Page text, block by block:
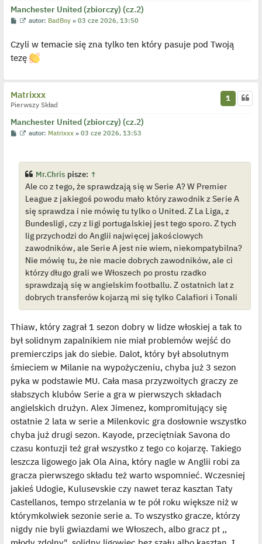
Manchester United (zbiorczy) (cz.2)
P
t
W
w
e
p
j
e
y
n
c
s
autor: BadBoy »03 cze 2026, 13:50
Czyli w temacie się zna tylko ten który pasuje pod Twoją
tezę
Matrixxx
Pierwszy Skład
Manchester United (zbiorczy) (cz.2)
1
P
W
i
e
t
l
o
j
e
d
y
n
c
y
p
o
s
t
autor: Matrixxx »03 cze 2026, 13:53
Mr.Chris pisze: ↑
Ale co z tego, że sprawdzają się w Serie A? W Premier
League z jakiegoś powodu mało który zawodnik z Serie A
się sprawdza i nie mówię tu tylko o United. Z La Liga, z
Bundesligi, czy z ligi portugalskiej jest tego sporo. Z tych
lig przychodzi do Anglii najwięcej jakościowych
zawodników, ale Serie A jest nie wiem, niekompatybilna?
Nie mówię tu, że nie macie dobrych zawodników, ale ci
którzy długo grali we Włoszech po prostu rzadko
sprawdzają się w angielskim footballu. Z ostatnich lat z
dobrych transferów kojarzą mi się tylko Calafiori i Tonali
Thiaw, który zagrał 1 sezon dobry w lidze włoskiej a tak to
był solidnym zapalnikiem nie miał problemów wejść do
premierczips jak do siebie. Dalot, który był absolutnym
śmieciem w Milanie na wypożyczeniu, chyba już 3 sezon
pyka w podstawie MU. Cała masa przyzwoitych graczy ze
słabszych klubów Serie a gra w pierwszych składach
angielskich drużyn. Alex Jimenez, kompromitujący się
ostatnie 2 lata w serie a Milenkovic gra dosłownie wszystko
chyba już drugi sezon. Kayode, przeciętniak Savona do
czasu kontuzji też grał wszystko z tego co kojarzę. Takiego
leszcza ligowego jak Ola Aina, który nagle w Anglii robi za
gracza pierwszego składu też warto wspomnieć. Wczesniej
jakieś Udogie, Kulusevskie czy nawet teraz kasztan Taty
Castellanos, tempo strzelania w te pół roku większe niż w
którymkolwiek sezonie serie a. To wszystko gracze, którzy
nigdy nie byli gwiazdami we Włoszech, albo gracz pt ,,